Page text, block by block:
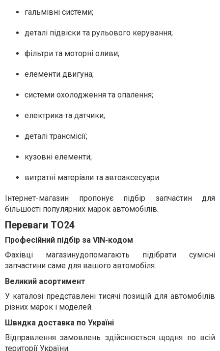
гальмівні системи;
деталі підвіски та рульового керування;
фільтри та моторні оливи;
елементи двигуна;
системи охолодження та опалення;
електрика та датчики;
деталі трансмісії;
кузовні елементи;
витратні матеріали та автоаксесуари.
Інтернет-магазин пропонує підбір запчастин для
більшості популярних марок автомобілів.
Переваги TO24
Професійний підбір за VIN-кодом
Фахівці магазинудопомагають підібрати сумісні
запчастини саме для вашого автомобіля.
Великий асортимент
У каталозі представлені тисячі позицій для автомобілів
різних марок і моделей.
Швидка доставка по Україні
Відправлення замовлень здійснюється щодня по всій
території України.